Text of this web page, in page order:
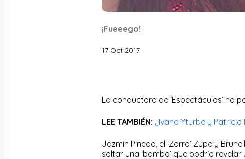
¡Fueeego!
17 Oct 2017
La conductora de ‘Espectáculos’ no
LEE TAMBIÉN: ¿Ivana Yturbe y Patricio
Jazmín Pinedo, el ‘Zorro’ Zupe y
soltar una ‘bomba’ que podría